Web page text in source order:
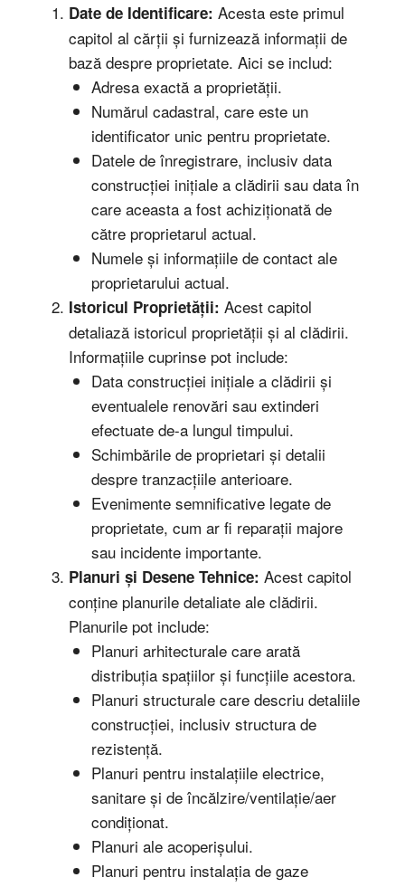
Date de Identificare: Acesta este primul
capitol al cărții și furnizează informații de
bază despre proprietate. Aici se includ:
Adresa exactă a proprietății.
Numărul cadastral, care este un
identificator unic pentru proprietate.
Datele de înregistrare, inclusiv data
construcției inițiale a clădirii sau data în
care aceasta a fost achiziționată de
către proprietarul actual.
Numele și informațiile de contact ale
proprietarului actual.
Istoricul Proprietății: Acest capitol
detaliază istoricul proprietății și al clădirii.
Informațiile cuprinse pot include:
Data construcției inițiale a clădirii și
eventualele renovări sau extinderi
efectuate de-a lungul timpului.
Schimbările de proprietari și detalii
despre tranzacțiile anterioare.
Evenimente semnificative legate de
proprietate, cum ar fi reparații majore
sau incidente importante.
Planuri și Desene Tehnice: Acest capitol
conține planurile detaliate ale clădirii.
Planurile pot include:
Planuri arhitecturale care arată
distribuția spațiilor și funcțiile acestora.
Planuri structurale care descriu detaliile
construcției, inclusiv structura de
rezistență.
Planuri pentru instalațiile electrice,
sanitare și de încălzire/ventilație/aer
condiționat.
Planuri ale acoperișului.
Planuri pentru instalația de gaze